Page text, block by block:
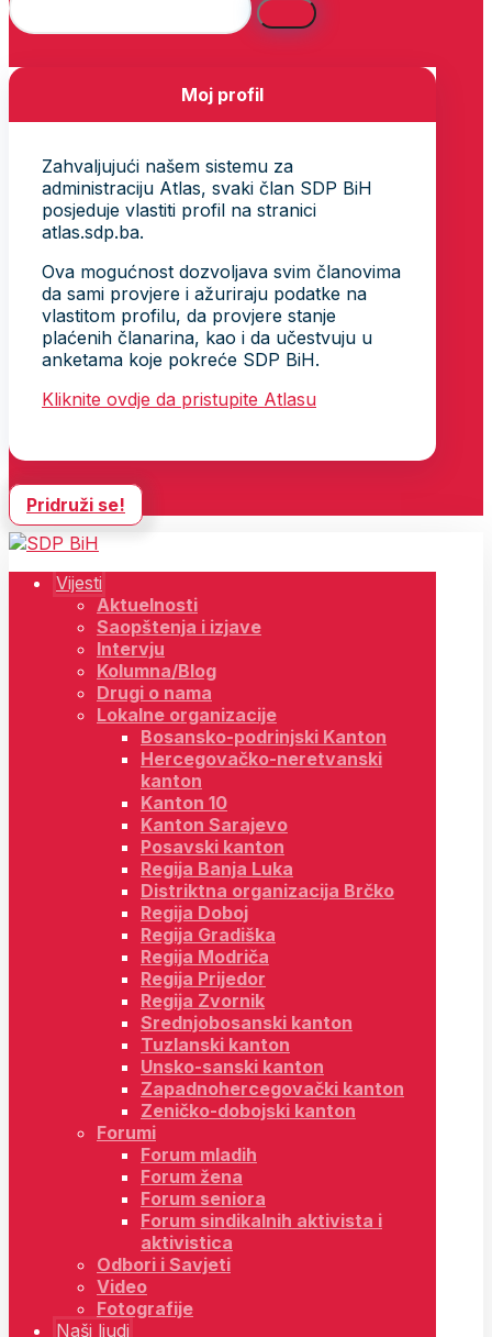
Moj profil
Zahvaljujući našem sistemu za
administraciju Atlas, svaki član SDP BiH
posjeduje vlastiti profil na stranici
atlas.sdp.ba.
Ova mogućnost dozvoljava svim članovima
da sami provjere i ažuriraju podatke na
vlastitom profilu, da provjere stanje
plaćenih članarina, kao i da učestvuju u
anketama koje pokreće SDP BiH.
Kliknite ovdje da pristupite Atlasu
Pridruži se!
Vijesti
Aktuelnosti
Saopštenja i izjave
Intervju
Kolumna/Blog
Drugi o nama
Lokalne organizacije
Bosansko-podrinjski Kanton
Hercegovačko-neretvanski
kanton
Kanton 10
Kanton Sarajevo
Posavski kanton
Regija Banja Luka
Distriktna organizacija Brčko
Regija Doboj
Regija Gradiška
Regija Modriča
Regija Prijedor
Regija Zvornik
Srednjobosanski kanton
Tuzlanski kanton
Unsko-sanski kanton
Zapadnohercegovački kanton
Zeničko-dobojski kanton
Forumi
Forum mladih
Forum žena
Forum seniora
Forum sindikalnih aktivista i
aktivistica
Odbori i Savjeti
Video
Fotografije
Naši ljudi